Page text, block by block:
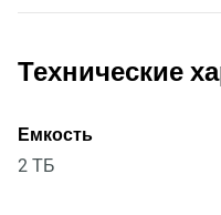
Технические
Емкость
2 ТБ